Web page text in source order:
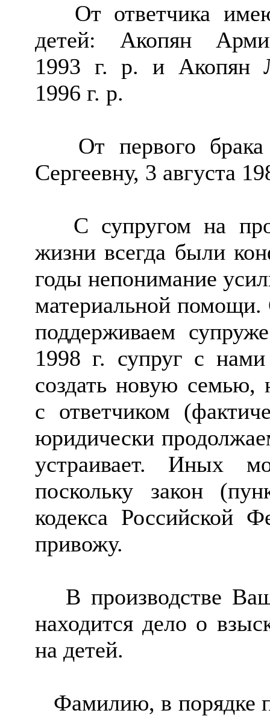
От ответчика имею
детей: Акопян
1993 г. р. и Акопян
1996 г. р.
От первого брака
Сергеевну, 3 августа
С супругом на
жизни всегда были
годы непонимание
материальной помощи.
поддерживаем
1998 г. супруг с
создать новую семью,
с ответчиком
юридически
устраивает. Иных
поскольку закон
кодекса Российской
привожу.
В производстве
находится дело о
на детей.
Фамилию, в порядке